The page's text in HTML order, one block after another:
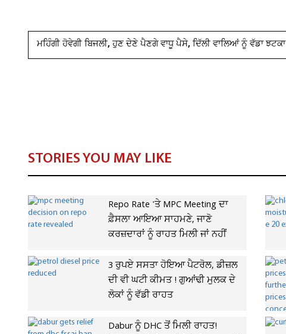
ਮਹਿੰਗੀ ਹੋਵੇਗੀ ਬਿਜਲੀ, ਹੁਣ ਦੇਣੇ ਪੈਣਗੇ ਵਾਧੂ ਪੈਸੇ, ਦਿੱਲੀ ਵਾਲਿਆਂ ਨੂੰ ਵੱਡਾ ਝਟਕਾ
STORIES YOU MAY LIKE
Repo Rate 'ਤੇ MPC Meeting ਦਾ
ਫ਼ੈਸਲਾ ਆਇਆ ਸਾਹਮਣੇ, ਜਾਣੋ
ਕਰਜ਼ਦਾਰਾਂ ਨੂੰ ਰਾਹਤ ਮਿਲੀ ਜਾਂ ਨਹੀਂ
3 ਰੁਪਏ ਸਸਤਾ ਹੋਇਆ ਪੈਟਰੋਲ, ਡੀਜ਼ਲ
ਦੀ ਵੀ ਘਟੀ ਕੀਮਤ ! ਗੁਆਂਢੀ ਮੁਲਕ ਦੇ
ਲੋਕਾਂ ਨੂੰ ਵੱਡੀ ਰਾਹਤ
Dabur ਨੂੰ DHC ਤੋਂ ਮਿਲੀ ਰਾਹਤ!